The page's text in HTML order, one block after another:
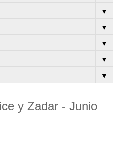
▼
▼
▼
▼
▼
y Zadar - Junio